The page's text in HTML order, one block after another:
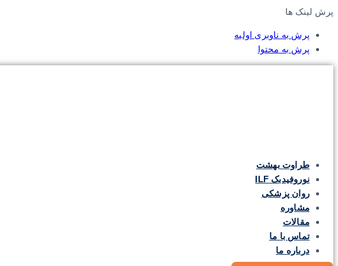
پرش لینک ها
پرش به ناوبری اولیه
پرش به محتوا
طراوت بهشت
نوروفیدبک ILF
روان پزشکی
مشاوره
مقالات
تماس با ما
درباره ما